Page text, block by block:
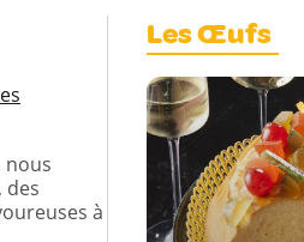
nous
des
à
Les Œufs